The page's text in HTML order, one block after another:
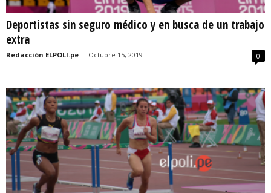
Deportistas sin seguro médico y en busca de un trabajo
extra
Redacción ELPOLI.pe - Octubre 15, 2019 0